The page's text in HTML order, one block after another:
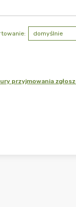
przyjmowania